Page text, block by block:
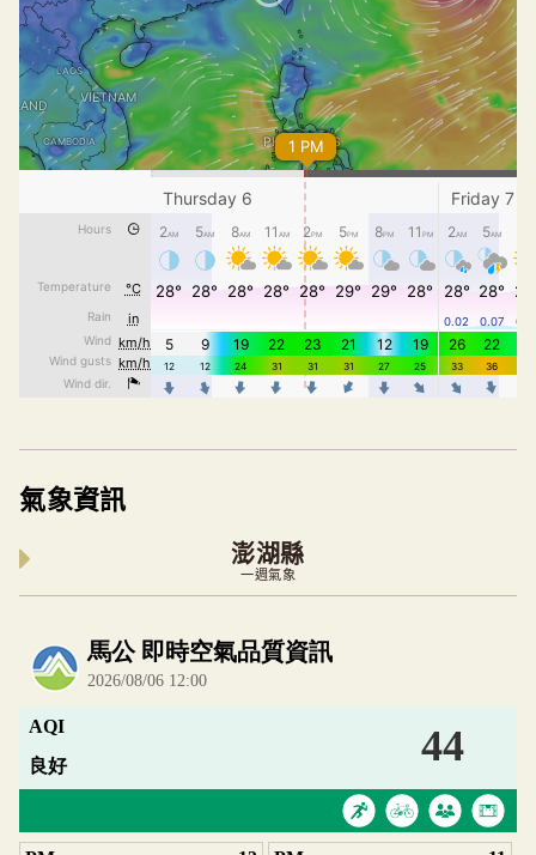
氣象資訊
澎湖縣
一週氣象
內嵌空氣品質小工具為視覺預覽，完整即時空